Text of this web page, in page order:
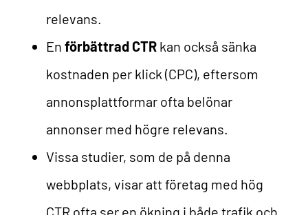
relevans.
Enförbättrad CTR kan också sänka
kostnaden per klick (CPC), eftersom
annonsplattformar ofta belönar
annonser med högre relevans.
Vissa studier, som de på denna
webbplats, visar att företag med hög
CTR ofta ser en ökning i både trafik och